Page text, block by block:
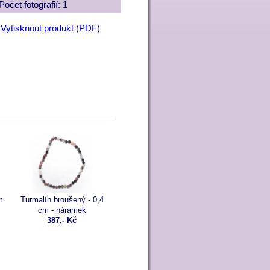
fotografií: 1
Vytisknout produkt (PDF)
Turmalín broušený - 0,4
cm - náramek
387,- Kč